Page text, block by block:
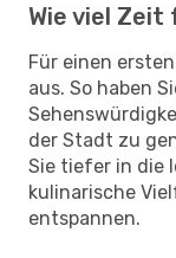
Wie viel
Für einen
aus. So haben
der Stadt zu
Sie tiefer in die
kulinarische
entspannen.